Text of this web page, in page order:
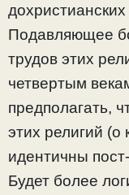
Подавляющее
трудов этих
четвертым
предполагать,
этих религий
идентичны
Будет более